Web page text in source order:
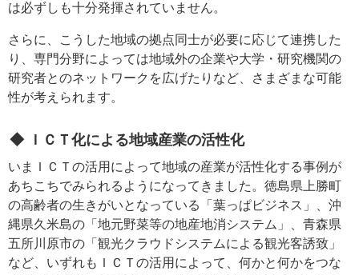
は必ずしも十分発揮されていません。
さらに、こうした地域の拠点同士が必要に応じて連携した
り、専門分野によっては地域外の企業や大学・研究機関の
研究者とのネットワークを広げたりなど、さまざまな可能
性が考えられます。
◆ ＩＣＴ化による地域産業の活性化
いまＩＣＴの活用によって地域の産業が活性化する事例が
あちこちでみられるようになってきました。徳島県上勝町
の高齢者の生きがいとなっている「葉っぱビジネス」、沖
縄県久米島の「地元野菜等の地産地消システム」、青森県
五所川原市の「観光クラウドシステムによる観光客誘致」
など、いずれもＩＣＴの活用によって、何かと何かをつな